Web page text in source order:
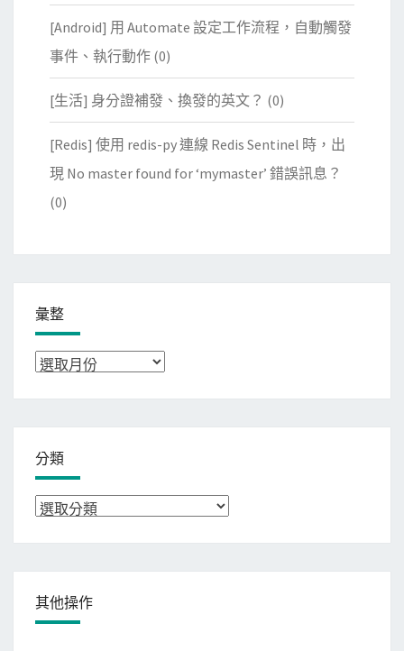
[Android] 用 Automate 設定工作流程，自動觸發
事件、執行動作 (0)
[生活] 身分證補發、換發的英文？ (0)
[Redis] 使用 redis-py 連線 Redis Sentinel 時，出
現 No master found for ‘mymaster’ 錯誤訊息？
(0)
彙整
彙
分類
分
其他操作